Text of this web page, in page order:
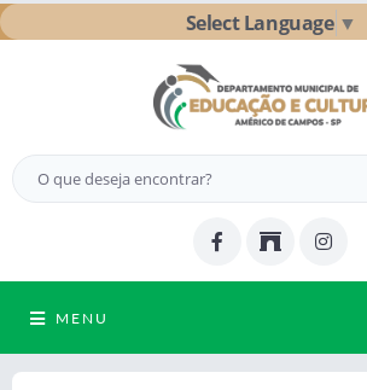
Select Language ▼
MENU